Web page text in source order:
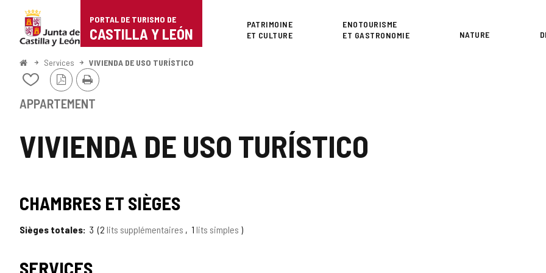
Portal
de
Turismo
Castilla
León
PORTAL DE TURISMO DE
CASTILLA Y LEÓN
Superior
PATRIMOINE
ET CULTURE
ENOTOURISME
ET GASTRONOMIE
NATURE
<
Accueil
Services VIVIENDA DE USO TURÍSTICO
VIVIENDA DE USO TURÍSTICO
Ajouter/retirer
contenu
Version
PDF
Imprimer
APPARTEMENT
CHAMBRES ET SIÈGES
Sièges totales 3 2 lits supplémentaires 1 lits simples
SERVICES